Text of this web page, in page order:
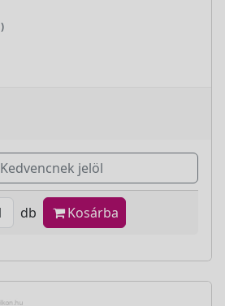
Kedvencnek jelöl
db Kosárba